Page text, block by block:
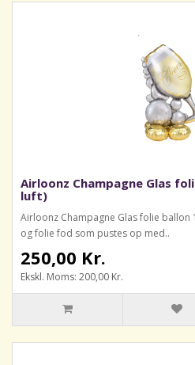
Airloonz Champagne Glas
luft)
Airloonz Champagne Glas folie ballon
og folie fod som pustes op med..
250,00 Kr.
Ekskl. Moms: 200,00 Kr.